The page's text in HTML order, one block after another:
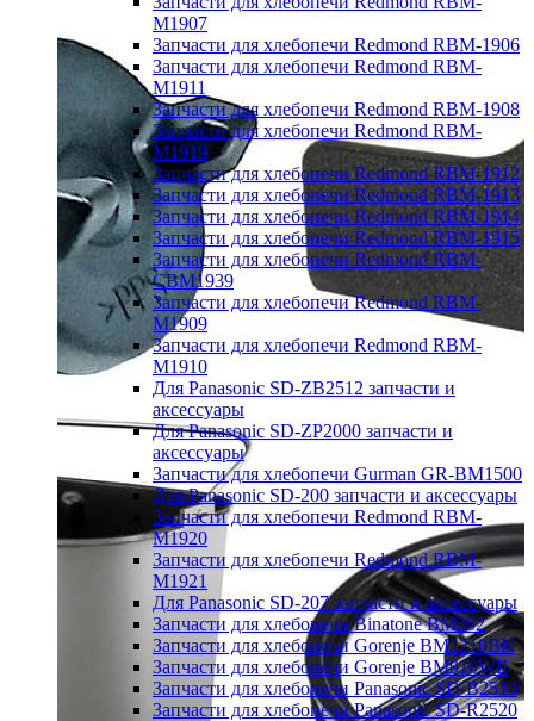
M1907
Запчасти для хлебопечи Redmond RBM-1906
Запчасти для хлебопечи Redmond RBM-
M1911
Запчасти для хлебопечи Redmond RBM-1908
Запчасти для хлебопечи Redmond RBM-
M1919
Запчасти для хлебопечи Redmond RBM-1912
Запчасти для хлебопечи Redmond RBM-1913
Запчасти для хлебопечи Redmond RBM-1914
Запчасти для хлебопечи Redmond RBM-1915
Запчасти для хлебопечи Redmond RBM-
CBM1939
Запчасти для хлебопечи Redmond RBM-
M1909
Запчасти для хлебопечи Redmond RBM-
M1910
Для Panasonic SD-ZB2512 запчасти и
аксессуары
Для Panasonic SD-ZP2000 запчасти и
аксессуары
Запчасти для хлебопечи Gurman GR-BM1500
Для Panasonic SD-200 запчасти и аксессуары
Запчасти для хлебопечи Redmond RBM-
M1920
Запчасти для хлебопечи Redmond RBM-
M1921
Для Panasonic SD-207 запчасти и аксессуары
Запчасти для хлебопечи Binatone BM202
Запчасти для хлебопечи Gorenje BM1210BK
Запчасти для хлебопечи Gorenje BM910WII
Запчасти для хлебопечи Panasonic SD-B2510
Запчасти для хлебопечи Panasonic SD-R2520